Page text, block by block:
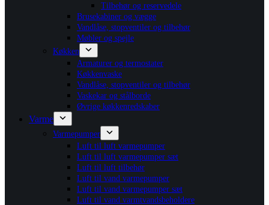
Tilbehør og reservedele
Brusekabiner og vægge
Vandlåse, stopventiler og tilbehør
Møbler og spejle
Køkken
Armaturer og termostater
Køkkenvaske
Vandlåse, stopventiler og tilbehør
Vaskekar og stålborde
Øvrige køkkenredskaber
Varme
Varmepumper
Luft til luft varmepumper
Luft til luft varmepumper sæt
Luft til luft tilbehør
Luft til vand varmepumper
Luft til vand varmepumper sæt
Luft til vand varmtvandsbeholdere